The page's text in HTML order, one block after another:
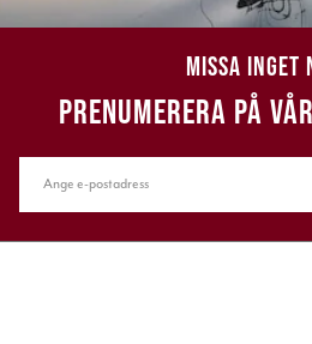
MISSA INGET
PRENUMERERA PÅ